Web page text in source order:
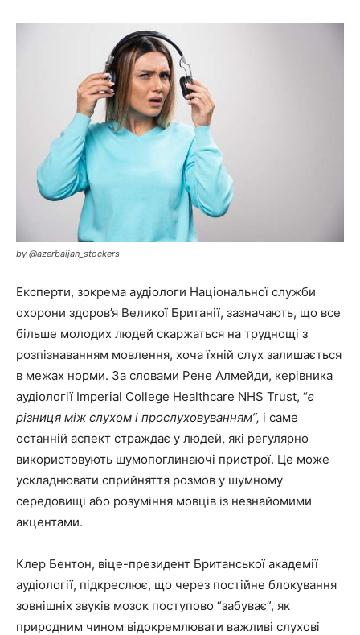
by @azerbaijan_stockers
Експерти, зокрема аудіологи Національної служби
охорони здоров’я Великої Британії, зазначають, що все
більше молодих людей скаржаться на труднощі з
розпізнаванням мовлення, хоча їхній слух залишається
в межах норми. За словами Рене Алмейди, керівника
аудіології Imperial College Healthcare NHS Trust, “є
різниця між слухом і прослуховуванням”, і саме
останній аспект страждає у людей, які регулярно
використовують шумопоглинаючі пристрої. Це може
ускладнювати сприйняття розмов у шумному
середовищі або розуміння мовців із незнайомими
акцентами.
Клер Бентон, віце-президент Британської академії
аудіології, підкреслює, що через постійне блокування
зовнішніх звуків мозок поступово “забуває”, як
природним чином відокремлювати важливі слухові